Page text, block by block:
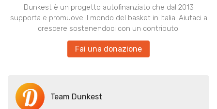
Dunkest è un progetto autofinanziato che dal 2013
supporta e promuove il mondo del basket in Italia. Aiutaci a
crescere sostenendoci con un contributo.
Fai una donazione
Team Dunkest